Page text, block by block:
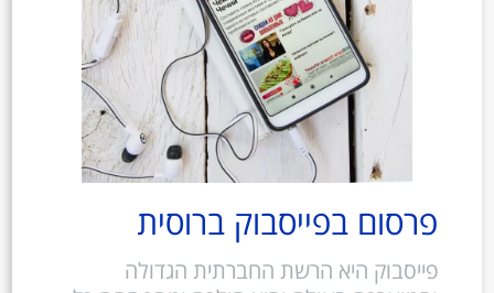
פרסום בפייסבוק ברוסית
פייסבוק היא הרשת החברתית הגדולה